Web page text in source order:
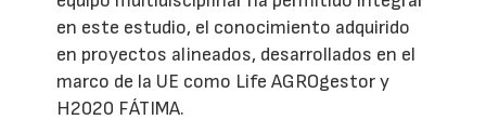
en este estudio, el conocimiento adquirido
en proyectos alineados, desarrollados en el
marco de la UE como Life AGROgestor y
H2020 FÁTIMA.